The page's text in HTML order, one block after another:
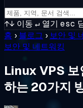
↑↓ 이동 ↵ 열기 esc
홈 › 블로그 › 보안 및
보안 및 네트워킹
Linux VPS 보
하는 20가지